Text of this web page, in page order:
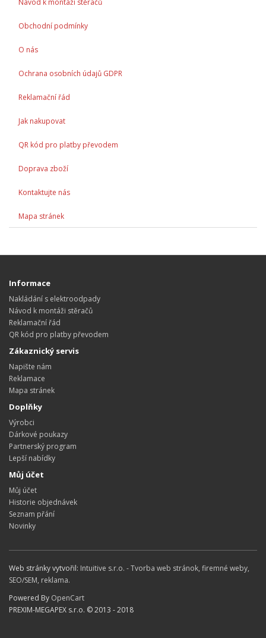
Návod k montáži stěračů
Obchodní podmínky
O nás
Ochrana osobních údajů GDPR
Reklamační řád
Jak nakupovat
QR kód pro platby převodem
Doprava zboží
Kontaktujte nás
Mapa stránek
Informace
Nakládání s elektroodpady
Návod k montáži stěračů
Reklamační řád
QR kód pro platby převodem
Zákaznický servis
Napište nám
Reklamace
Mapa stránek
Doplňky
Výrobci
Dárkové poukazy
Partnerský program
Lepší nabídky
Můj účet
Můj účet
Historie objednávek
Seznam přání
Novinky
Web stránky vytvořil: Intuitive s.r.o. - Tvorba web stránok, firemné weby,
SEO/SEM, reklama.
Powered By OpenCart
PREXIM-MEGAPEX s.r.o. © 2013 - 2018